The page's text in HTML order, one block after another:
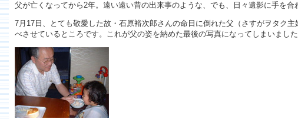
父が亡くなってから2年。遠い遠い昔の出来事のような、でも、日々遺影に手を
7月17日、とても敬愛した故・石原裕次郎さんの命日に倒れた父（さすがヲタク
べさせているところです。これが父の姿を納めた最後の写真になってしまいまし